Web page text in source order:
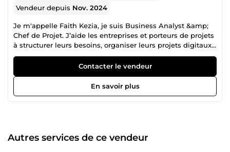
Vendeur depuis Nov. 2024
Je m'appelle Faith Kezia, je suis Business Analyst &amp;
Chef de Projet. J’aide les entreprises et porteurs de projets
à structurer leurs besoins, organiser leurs projets digitaux
et assurer une livraison claire et efficace. Vous avez une
idée ou un projet, mais : ❌ les développeurs attendent des
spécifications claires ❌ votre backlog est mal organisé ❌
les tâches et sprints dérivent ❌ les bugs apparaissent trop
tard ❌ votre équipe manque de clarté sur ce qu’il faut
documentation exploitables immédiatement. ✅ Gestion
&amp; Pilotage de projet : Backlog structuré, priorisation
Contacter le vendeur
En savoir plus
Autres services de ce vendeur